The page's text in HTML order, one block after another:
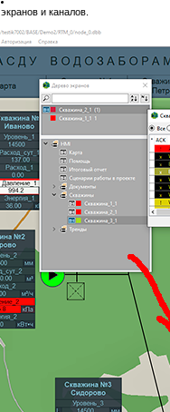
экранов и каналов.